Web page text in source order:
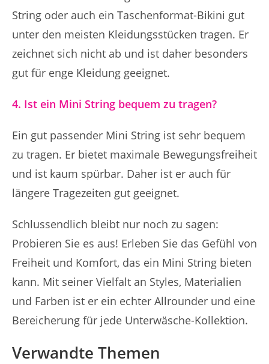
String oder auch ein Taschenformat-Bikini gut
unter den meisten Kleidungsstücken tragen. Er
zeichnet sich nicht ab und ist daher besonders
gut für enge Kleidung geeignet.
4. Ist ein Mini String bequem zu tragen?
Ein gut passender Mini String ist sehr bequem
zu tragen. Er bietet maximale Bewegungsfreiheit
und ist kaum spürbar. Daher ist er auch für
längere Tragezeiten gut geeignet.
Schlussendlich bleibt nur noch zu sagen:
Probieren Sie es aus! Erleben Sie das Gefühl von
Freiheit und Komfort, das ein Mini String bieten
kann. Mit seiner Vielfalt an Styles, Materialien
und Farben ist er ein echter Allrounder und eine
Bereicherung für jede Unterwäsche-Kollektion.
Verwandte Themen